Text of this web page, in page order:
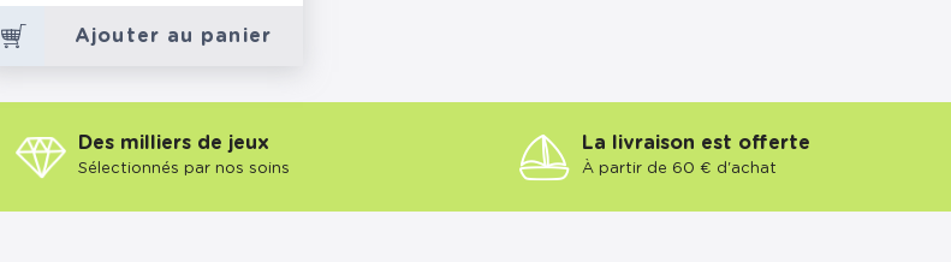
Ajouter au panier
Des milliers de jeux
Sélectionnés par nos soins
La livraison est offerte
À partir de 60 € d'achat